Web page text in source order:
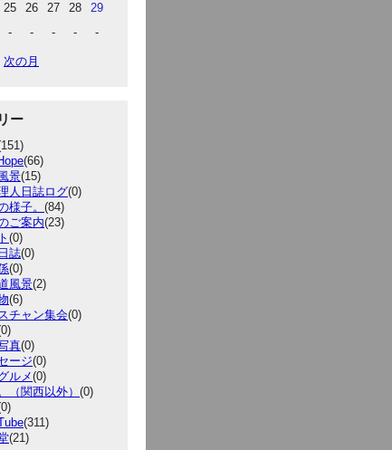
25 26 27 28
29
- - - - -
次の月
ー
(66)
景(15)
人日誌ログ(0)
様子。 (84)
ご案内(23)
(0)
誌(0)
(0)
風景(2)
(6)
チャン集会(0)
真(0)
ージ(0)
ルメ(0)
（関西以外） (0)
(311)
(21)